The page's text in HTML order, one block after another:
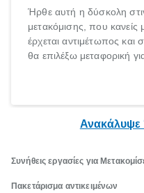
Ήρθε αυτή η δύσκολη
μετακόμισης, που κανείς
έρχεται αντιμέτωπος και
θα επιλέξω μεταφορική
ξεκινάς τις απαραίτητες
Συνήθεις εργασίες για
Πακετάρισμα αντικειμένων